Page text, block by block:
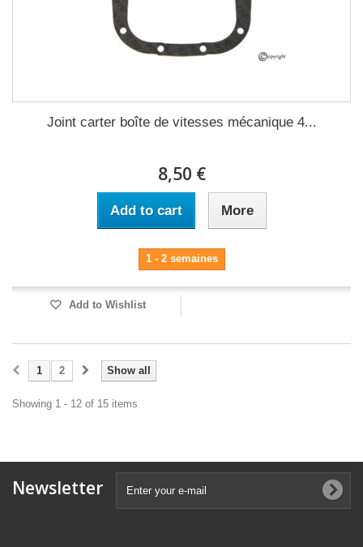
Joint carter boîte de vitesses mécanique 4...
8,50 €
Add to cart More
1 - 2 semaines
Add to Wishlist
Show all
1 2
Showing 1 - 12 of 15 items
Newsletter